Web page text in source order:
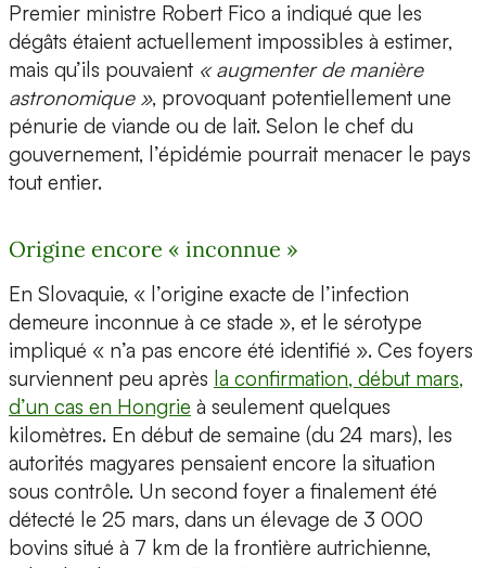
Premier ministre Robert Fico a indiqué que les
dégâts étaient actuellement impossibles à estimer,
mais qu’ils pouvaient « augmenter de manière
astronomique », provoquant potentiellement une
pénurie de viande ou de lait. Selon le chef du
gouvernement, l’épidémie pourrait menacer le pays
tout entier.
Origine encore « inconnue »
En Slovaquie, « l’origine exacte de l’infection
demeure inconnue à ce stade », et le sérotype
impliqué « n’a pas encore été identifié ». Ces foyers
surviennent peu après la confirmation, début mars,
d’un cas en Hongrie à seulement quelques
kilomètres. En début de semaine (du 24 mars), les
autorités magyares pensaient encore la situation
sous contrôle. Un second foyer a finalement été
détecté le 25 mars, dans un élevage de 3 000
bovins situé à 7 km de la frontière autrichienne,